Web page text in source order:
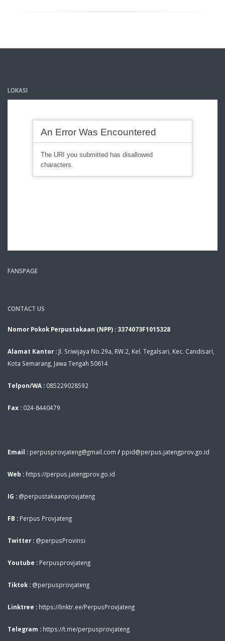
LOKASI
FANSPAGE
CONTACT US
Nomor Pokok Perpustakaan (NPP) : 3374073F1015328
Alamat Kantor : Jl. Sriwijaya No.29a, RW.2, Kel. Tegalsari, Kec. Candisari,
Kota Semarang, Jawa Tengah 50614
Telpon/WA : 085229028592
Fax : 024-8440479
Email : perpusprovjateng@gmail.com / ppid@perpus.jatengprov.go.id
Web : https://perpus.jatengprov.go.id
IG : @perpustakaanprovjateng
FB : Perpus Provjateng
Twitter : @perpusProvinsi
Youtube : Perpusprovjateng
Tiktok : @perpusprovjateng
Linktree : https://linktr.ee/PerpusProvJateng
Telegram : https://t.me/perpusprovjateng